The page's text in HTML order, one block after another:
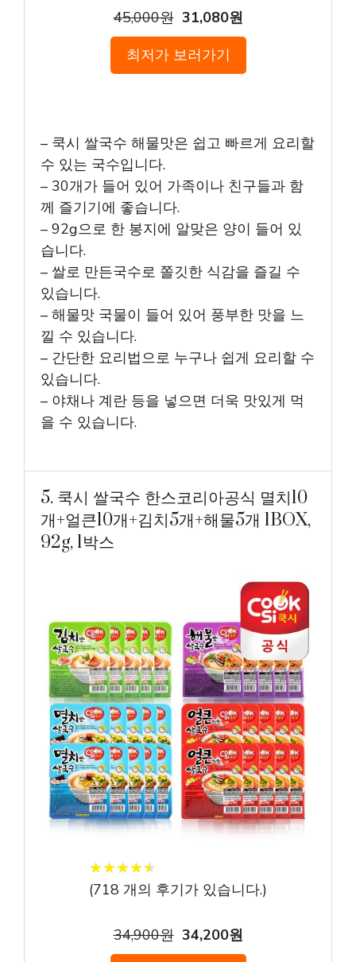
45,000원 31,080원
최저가 보러가기
– 쿡시 쌀국수 해물맛은 쉽고 빠르게 요리할
수 있는 국수입니다.
– 30개가 들어 있어 가족이나 친구들과 함
께 즐기기에 좋습니다.
– 92g으로 한 봉지에 알맞은 양이 들어 있
습니다.
– 쌀로 만든국수로 쫄깃한 식감을 즐길 수
있습니다.
– 해물맛 국물이 들어 있어 풍부한 맛을 느
낄 수 있습니다.
– 간단한 요리법으로 누구나 쉽게 요리할 수
있습니다.
– 야채나 계란 등을 넣으면 더욱 맛있게 먹
을 수 있습니다.
5. 쿡시 쌀국수 한스코리아공식 멸치10
개+얼큰10개+김치5개+해물5개 1BOX,
92g, 1박스
★★★★★
★★★★★
(718 개의 후기가 있습니다.)
34,900원 34,200원